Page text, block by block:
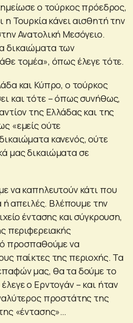
ο τούρκος πρόεδρος,
η Τουρκία κάνει αισθητή την
Ανατολική Μεσόγειο.
δικαιώματα των
τομέα», όπως έλεγε τότε.
και Κύπρο, ο τούρκος
και τότε – όπως συνήθως,
της Ελλάδας και της
«εμείς ούτε
κανενός, ούτε
μας δικαιώματα σε
να καπηλευτούν κάτι που
ή απειλές. Βλέπουμε την
έντασης και σύγκρουση,
περιφερειακής
προσπαθούμε να
παίκτες της περιοχής. Τα
μας, θα τα δούμε το
ο Ερντογάν – και ήταν
προστάτης της
«έντασης»…